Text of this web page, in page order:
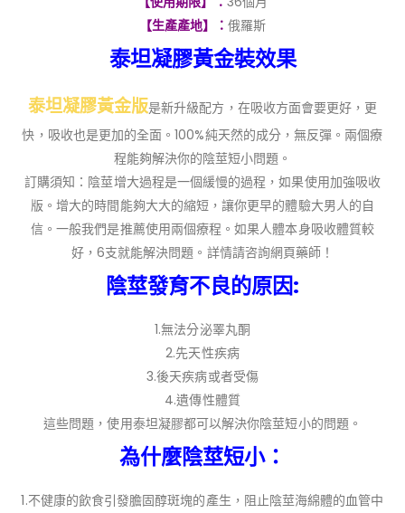
【生產產地】：俄羅斯
泰坦凝膠黃金裝效果
泰坦凝膠黃金版是新升級配方，在吸收方面會要更好，更
快，吸收也是更加的全面。100%純天然的成分，無反彈。兩個療
程能夠解決你的陰莖短小問題。
訂購須知：陰莖增大過程是一個緩慢的過程，如果使用加強吸收
版。增大的時間能夠大大的縮短，讓你更早的體驗大男人的自
信。一般我們是推薦使用兩個療程。如果人體本身吸收體質較
好，6支就能解決問題。詳情請咨詢網頁藥師！
陰莖發育不良的原因:
1.無法分泌睪丸酮
2.先天性疾病
3.後天疾病或者受傷
4.遺傳性體質
這些問題，使用泰坦凝膠都可以解決你陰莖短小的問題。
為什麼陰莖短小：
1.不健康的飲食引發膽固醇斑塊的產生，阻止陰莖海綿體的血管中